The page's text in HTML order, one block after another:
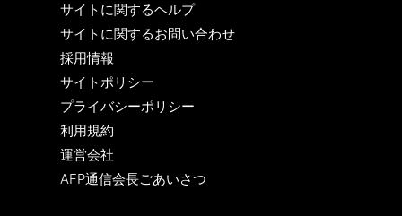
サイトに関するヘルプ
サイトに関するお問い合わせ
採用情報
サイトポリシー
プライバシーポリシー
利用規約
運営会社
AFP通信会長ごあいさつ